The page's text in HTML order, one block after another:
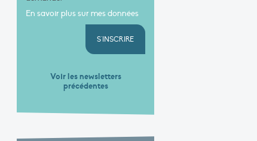
En savoir plus sur mes données
S'INSCRIRE
Voir les newsletters
précédentes